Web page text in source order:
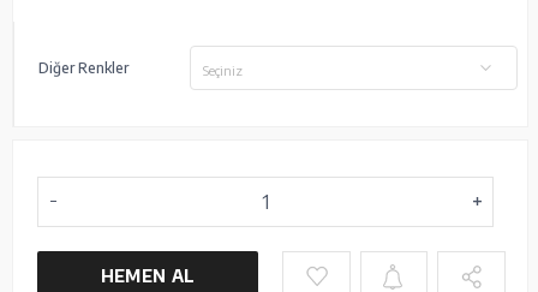
Diğer Renkler Seçiniz
HEMEN AL